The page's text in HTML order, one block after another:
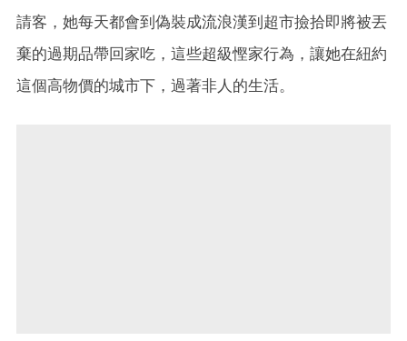
請客，她每天都會到偽裝成流浪漢到超市撿拾即將被丟
棄的過期品帶回家吃，這些超級慳家行為，讓她在紐約
這個高物價的城市下，過著非人的生活。